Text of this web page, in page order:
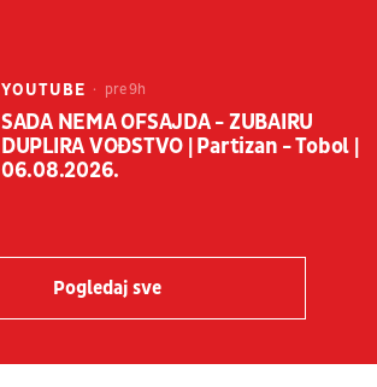
YOUTUBE pre 9h
SADA NEMA OFSAJDA - ZUBAIRU
DUPLIRA VOĐSTVO | Partizan - Tobol |
06.08.2026.
Pogledaj sve